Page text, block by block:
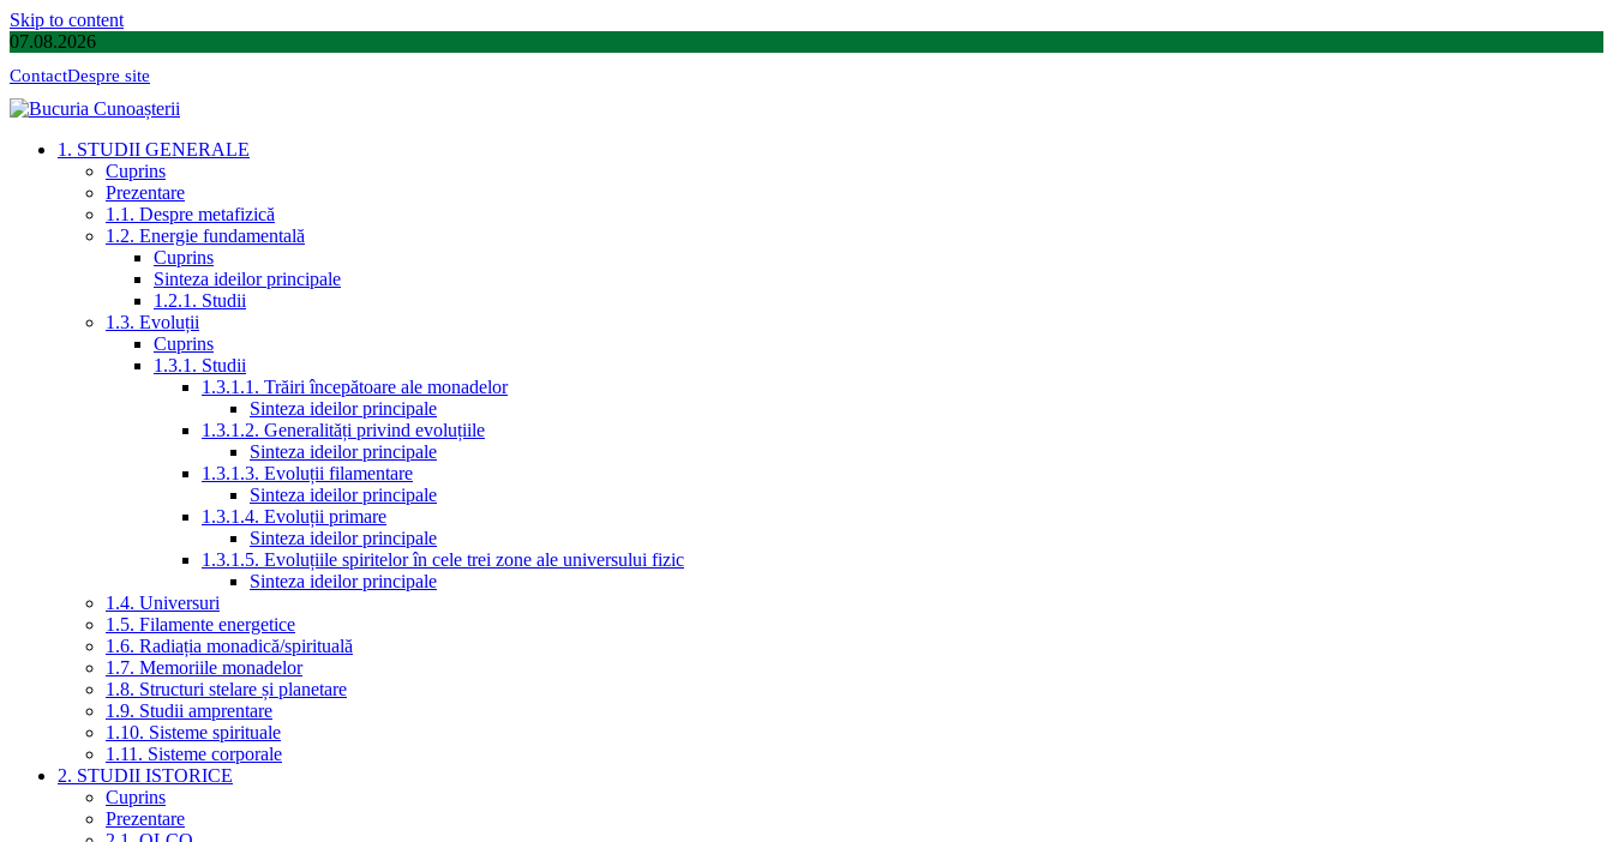
Skip to content
07.08.2026
ContactDespre site
1. STUDII GENERALE
Cuprins
Prezentare
1.1. Despre metafizică
1.2. Energie fundamentală
Cuprins
Sinteza ideilor principale
1.2.1. Studii
1.3. Evoluții
Cuprins
1.3.1. Studii
1.3.1.1. Trăiri începătoare ale monadelor
Sinteza ideilor principale
1.3.1.2. Generalități privind evoluțiile
Sinteza ideilor principale
1.3.1.3. Evoluții filamentare
Sinteza ideilor principale
1.3.1.4. Evoluții primare
Sinteza ideilor principale
1.3.1.5. Evoluțiile spiritelor în cele trei zone ale universului fizic
Sinteza ideilor principale
1.4. Universuri
1.5. Filamente energetice
1.6. Radiația monadică/spirituală
1.7. Memoriile monadelor
1.8. Structuri stelare și planetare
1.9. Studii amprentare
1.10. Sisteme spirituale
1.11. Sisteme corporale
2. STUDII ISTORICE
Cuprins
Prezentare